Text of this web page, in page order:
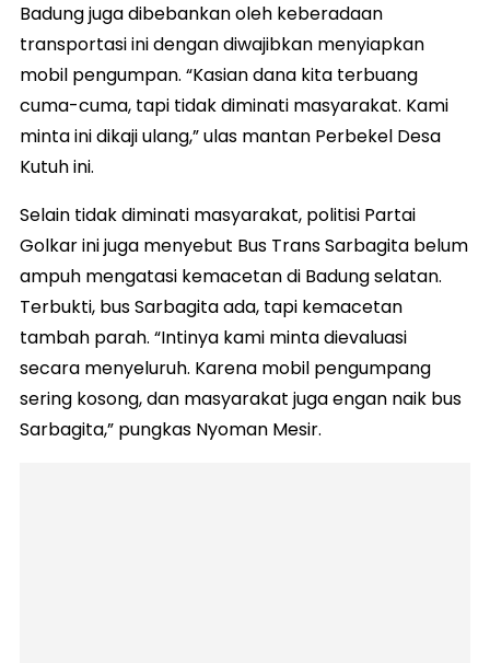
Badung juga dibebankan oleh keberadaan
transportasi ini dengan diwajibkan menyiapkan
mobil pengumpan. “Kasian dana kita terbuang
cuma-cuma, tapi tidak diminati masyarakat. Kami
minta ini dikaji ulang,” ulas mantan Perbekel Desa
Kutuh ini.
Selain tidak diminati masyarakat, politisi Partai
Golkar ini juga menyebut Bus Trans Sarbagita belum
ampuh mengatasi kemacetan di Badung selatan.
Terbukti, bus Sarbagita ada, tapi kemacetan
tambah parah. “Intinya kami minta dievaluasi
secara menyeluruh. Karena mobil pengumpang
sering kosong, dan masyarakat juga engan naik bus
Sarbagita,” pungkas Nyoman Mesir.